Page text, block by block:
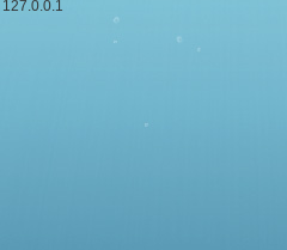
127.0.0.1